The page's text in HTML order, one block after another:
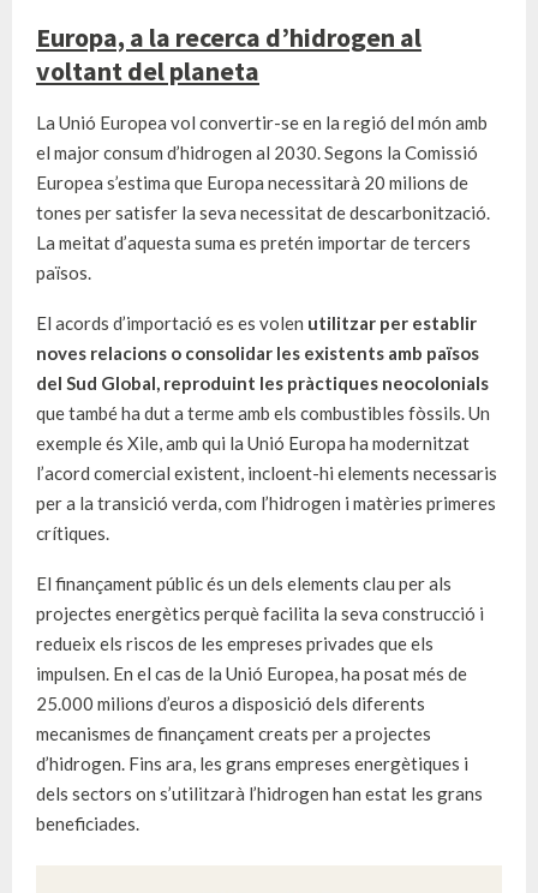
Europa, a la recerca d’hidrogen al
voltant del planeta
La Unió Europea vol convertir-se en la regió del món amb
el major consum d’hidrogen al 2030. Segons la Comissió
Europea s’estima que Europa necessitarà 20 milions de
tones per satisfer la seva necessitat de descarbonització.
La meitat d’aquesta suma es pretén importar de tercers
països.
El acords d’importació es es volen utilitzar per establir
noves relacions o consolidar les existents amb països
del Sud Global, reproduint les pràctiques neocolonials
que també ha dut a terme amb els combustibles fòssils. Un
exemple és Xile, amb qui la Unió Europa ha modernitzat
l’acord comercial existent, incloent-hi elements necessaris
per a la transició verda, com l’hidrogen i matèries primeres
crítiques.
El finançament públic és un dels elements clau per als
projectes energètics perquè facilita la seva construcció i
redueix els riscos de les empreses privades que els
impulsen. En el cas de la Unió Europea, ha posat més de
25.000 milions d’euros a disposició dels diferents
mecanismes de finançament creats per a projectes
d’hidrogen. Fins ara, les grans empreses energètiques i
dels sectors on s’utilitzarà l’hidrogen han estat les grans
beneficiades.